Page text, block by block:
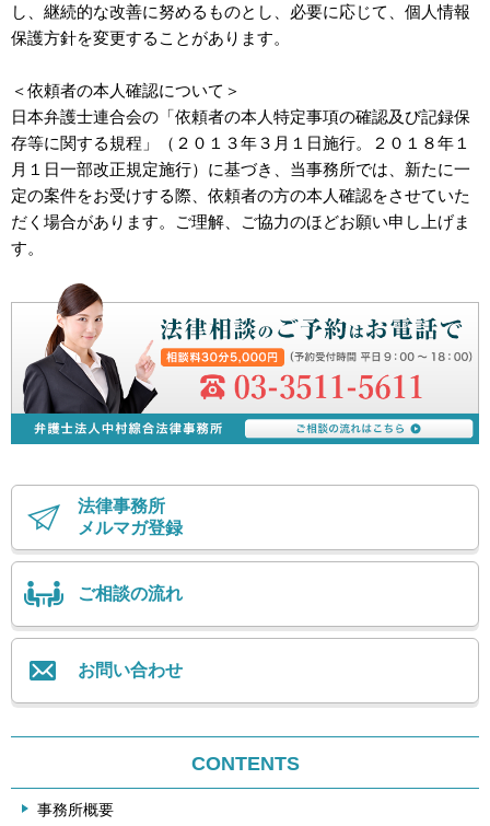
し、継続的な改善に努めるものとし、必要に応じて、個人情報
保護方針を変更することがあります。
＜依頼者の本人確認について＞
日本弁護士連合会の「依頼者の本人特定事項の確認及び記録保
存等に関する規程」（２０１３年３月１日施行。２０１８年１
月１日一部改正規定施行）に基づき、当事務所では、新たに一
定の案件をお受けする際、依頼者の方の本人確認をさせていた
だく場合があります。ご理解、ご協力のほどお願い申し上げま
す。
法律事務所
メルマガ登録
ご相談の流れ
お問い合わせ
CONTENTS
事務所概要